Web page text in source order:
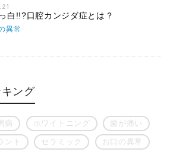
白!!?口腔カンジダ症とは？
異常
ング
病 ホワイトニング 歯が痛い
ント セラミック お口の異常